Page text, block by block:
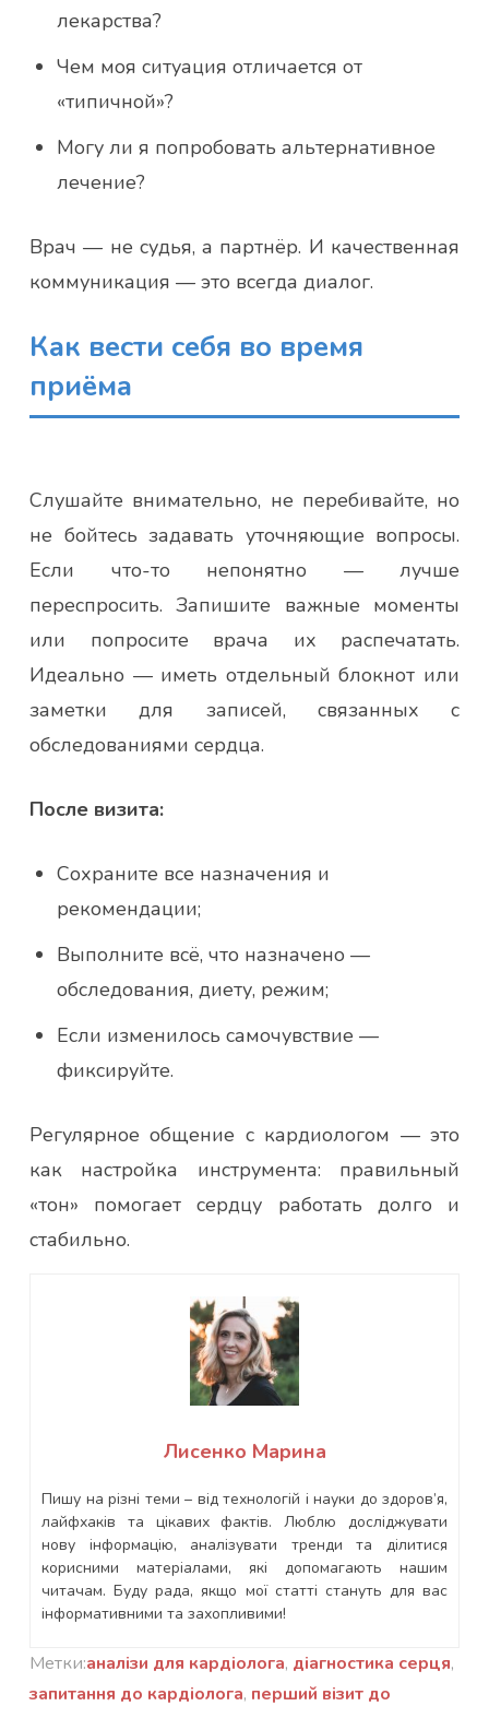
лекарства?
Чем моя ситуация отличается от
«типичной»?
Могу ли я попробовать альтернативное
лечение?
Врач — не судья, а партнёр. И качественная
коммуникация — это всегда диалог.
Как вести себя во время
приёма
Слушайте внимательно, не перебивайте, но
не бойтесь задавать уточняющие вопросы.
Если что-то непонятно — лучше
переспросить. Запишите важные моменты
или попросите врача их распечатать.
Идеально — иметь отдельный блокнот или
заметки для записей, связанных с
обследованиями сердца.
После визита:
Сохраните все назначения и
рекомендации;
Выполните всё, что назначено —
обследования, диету, режим;
Если изменилось самочувствие —
фиксируйте.
Регулярное общение с кардиологом — это
как настройка инструмента: правильный
«тон» помогает сердцу работать долго и
стабильно.
Лисенко Марина
Пишу на різні теми – від технологій і науки до здоров’я,
лайфхаків та цікавих фактів. Люблю досліджувати
нову інформацію, аналізувати тренди та ділитися
корисними матеріалами, які допомагають нашим
читачам. Буду рада, якщо мої статті стануть для вас
інформативними та захопливими!
Метки:аналізи для кардіолога, діагностика серця,
запитання до кардіолога, перший візит до